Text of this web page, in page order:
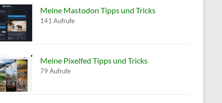
Meine Mastodon Tipps und Tricks
141 Aufrufe
Meine Pixelfed Tipps und Tricks
79 Aufrufe